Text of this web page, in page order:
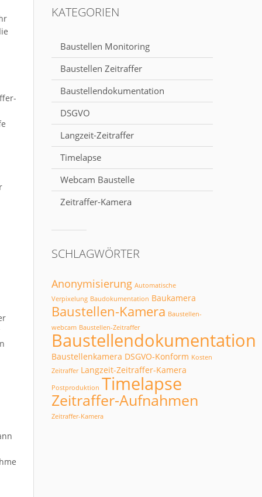
KATEGORIEN
Baustellen Monitoring
Baustellen Zeitraffer
Baustellendokumentation
DSGVO
Langzeit-Zeitraffer
Timelapse
Webcam Baustelle
Zeitraffer-Kamera
SCHLAGWÖRTER
Anonymisierung Automatische
Verpixelung Baudokumentation Baukamera
Baustellen-Kamera Baustellen-
webcam Baustellen-Zeitraffer
Baustellendokumentation
Baustellenkamera DSGVO-Konform Kosten
Zeitraffer Langzeit-Zeitraffer-Kamera
Postproduktion Timelapse
Zeitraffer-Aufnahmen
Zeitraffer-Kamera